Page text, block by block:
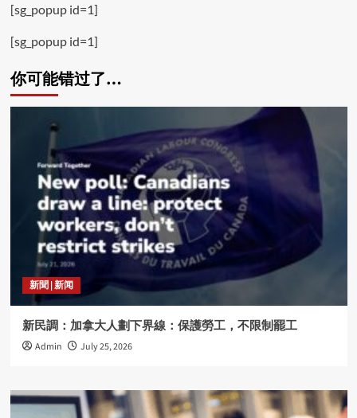
[sg_popup id=1]
[sg_popup id=1]
你可能错过了…
新聞 | 新闻
新民調：加拿大人劃下界線：保護勞工，不限制罷工
Admin July 25, 2026